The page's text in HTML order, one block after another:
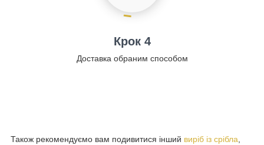
Крок 4
Доставка обраним способом
Також рекомендуємо вам подивитися інший виріб із срібла